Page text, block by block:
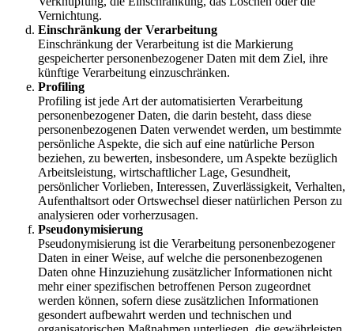
Vernichtung.
Einschränkung der Verarbeitung
Einschränkung der Verarbeitung ist die Markierung
gespeicherter personenbezogener Daten mit dem Ziel, ihre
künftige Verarbeitung einzuschränken.
Profiling
Profiling ist jede Art der automatisierten Verarbeitung
personenbezogener Daten, die darin besteht, dass diese
personenbezogenen Daten verwendet werden, um bestimmte
persönliche Aspekte, die sich auf eine natürliche Person
beziehen, zu bewerten, insbesondere, um Aspekte bezüglich
Arbeitsleistung, wirtschaftlicher Lage, Gesundheit,
persönlicher Vorlieben, Interessen, Zuverlässigkeit, Verhalten,
Aufenthaltsort oder Ortswechsel dieser natürlichen Person zu
analysieren oder vorherzusagen.
Pseudonymisierung
Pseudonymisierung ist die Verarbeitung personenbezogener
Daten in einer Weise, auf welche die personenbezogenen
Daten ohne Hinzuziehung zusätzlicher Informationen nicht
mehr einer spezifischen betroffenen Person zugeordnet
werden können, sofern diese zusätzlichen Informationen
gesondert aufbewahrt werden und technischen und